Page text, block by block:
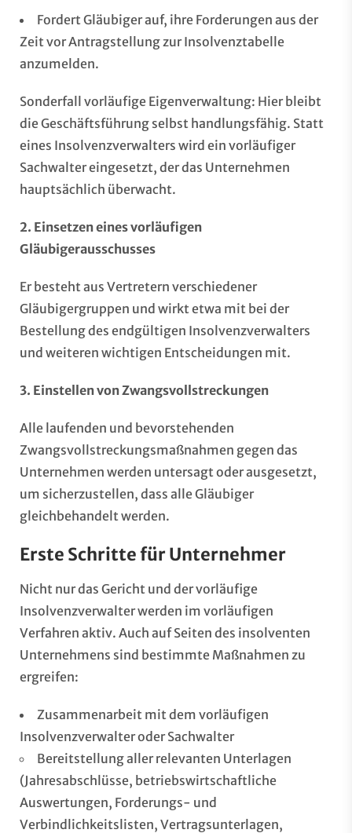
Fordert Gläubiger auf, ihre Forderungen aus der
Zeit vor Antragstellung zur Insolvenztabelle
anzumelden.
Sonderfall vorläufige Eigenverwaltung: Hier bleibt
die Geschäftsführung selbst handlungsfähig. Statt
eines Insolvenzverwalters wird ein vorläufiger
Sachwalter eingesetzt, der das Unternehmen
hauptsächlich überwacht.
2. Einsetzen eines vorläufigen
Gläubigerausschusses
Er besteht aus Vertretern verschiedener
Gläubigergruppen und wirkt etwa mit bei der
Bestellung des endgültigen Insolvenzverwalters
und weiteren wichtigen Entscheidungen mit.
3. Einstellen von Zwangsvollstreckungen
Alle laufenden und bevorstehenden
Zwangsvollstreckungsmaßnahmen gegen das
Unternehmen werden untersagt oder ausgesetzt,
um sicherzustellen, dass alle Gläubiger
gleichbehandelt werden.
Erste Schritte für Unternehmer
Nicht nur das Gericht und der vorläufige
Insolvenzverwalter werden im vorläufigen
Verfahren aktiv. Auch auf Seiten des insolventen
Unternehmens sind bestimmte Maßnahmen zu
ergreifen:
Zusammenarbeit mit dem vorläufigen
Insolvenzverwalter oder Sachwalter
Bereitstellung aller relevanten Unterlagen
(Jahresabschlüsse, betriebswirtschaftliche
Auswertungen, Forderungs- und
Verbindlichkeitslisten, Vertragsunterlagen,